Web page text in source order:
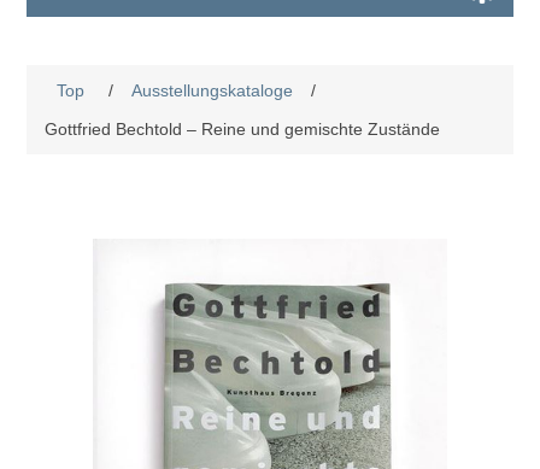
Top / Ausstellungskataloge
/
Gottfried Bechtold – Reine und gemischte Zustände